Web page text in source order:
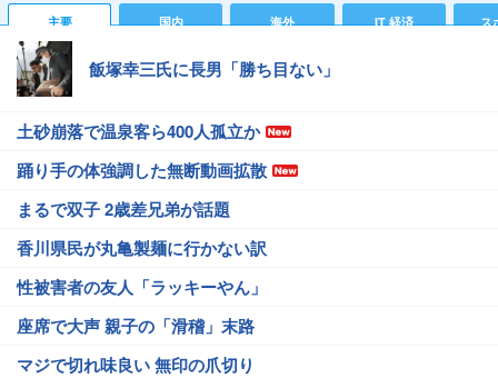
主要 国内 海外 IT 経済 ス
飯塚幸三氏に長男「勝ち目ない」
土砂崩落で温泉客ら400人孤立か
踊り手の体強調した無断動画拡散
まるで双子 2歳差兄弟が話題
香川県民が丸亀製麺に行かない訳
性被害者の友人「ラッキーやん」
座席で大声 親子の「滑稽」末路
マジで切れ味良い 無印の爪切り